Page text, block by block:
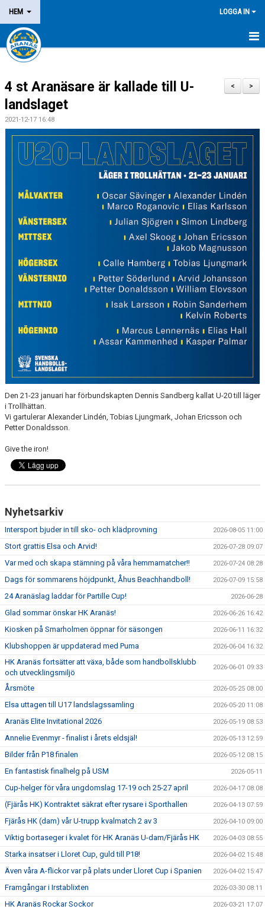
HEM LOGGA IN
NYHETER
OM KLUBBEN
MEDLEM
LEDARE
DOMARE/FUNKTIONÄR
KALENDER
MATCHER
LOTTERIER
>
<
4 st Aranäsare är kallade till U-
landslaget
2021-12-17 16:48
Den 21-23 januari har förbundskapten Dennis Sandberg kallat U-20 till läger
i Trollhättan.
Vi gartulerar Alexander Lindén, Tobias Ljungmark, Johan Ericsson och
Petter Donaldsson.
Give the iron!
Nyhetsarkiv
Intersport bjuder in till sko- och klädprovning 2026-08-05 11:00
Stort grattis Elsa och Arvid! 2026-07-28 09:07
Var med och skapa stämning på våra hemmamatcher!! 2026-07-24 08:28
Dags för sommarens höjdpunkt, Åhus Beachhandboll! 2026-07-09 15:58
24 Aranäslag laddar för Partille Cup! 2026-06-28
Glad sommar önskar HK Aranäs! 2026-06-26 16:42
Kiosken på Smarholmen öppnar för säsongen 2026-06-11 16:32
Klubshoppen är uppdaterad med Puma 2026-06-04 16:32
HK Aranäs fortsätter att växa, både som handbollsklubb
och utvecklingsmiljö
2026-06-01 09:33
Årsmöte 2026-05-25 08:00
Elsa uttagen till U17 landslagssamling 2026-05-20 11:08
Aranäs Elite Invitational 2026 2026-05-19 08:53
Annelie Evenmyr - finalist i årets eldsjäl! 2026-05-13 12:59
Bilder från P18 finalen 2026-05-12 08:15
En fantastisk finalhelg på USM 2026-05-11
Cup-helger för våra ungdomslag 17-19 och 25-27 april 2026-04-17 08:08
(Fjärås HK) Kontraktet säkrat efter rysare i Sporthallen 2026-04-13 07:59
Fjärås HK (dam) vår U-trupp kvalmatch 2 av 3 2026-04-10 09:00
Viktig bortaseger i kvalet för HK Aranäs U-dam/Fjärås HK 2026-04-03 08:55
Starka insatser i Lloret Cup, guld till P18! 2026-04-02 15:48
Även våra A-flickor var på plats under Lloret Cup i Spanien 2026-04-02 15:47
Framgångar i Irstablixten 2026-03-30 08:11
HK Aranäs Rockar Sockor 2026-03-21 17:07